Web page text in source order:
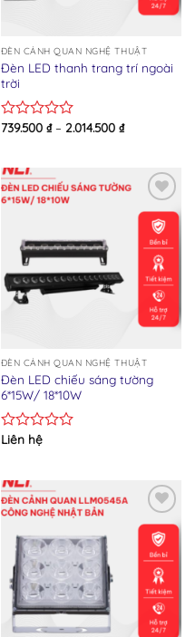
ĐÈN CẢNH QUAN NGHỆ THUẬT
Đèn LED thanh trang trí ngoài
trời
Rated
of
5
739.500 ₫– 2.014.500 ₫
Add to wishlist
ĐÈN CẢNH QUAN NGHỆ THUẬT
Đèn LED chiếu sáng tường
6*15W/ 18*10W
Rated
of
5
Liên hệ
Add to wishlist